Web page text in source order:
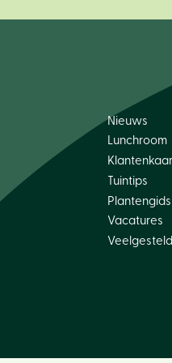
Nieuws
Lunchroom
Tuintips
Plantengids
Vacatures